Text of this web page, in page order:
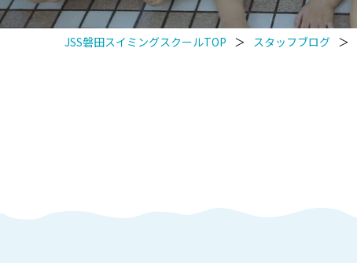
JSS磐田スイミングスクールTOP ＞ スタッフブログ ＞